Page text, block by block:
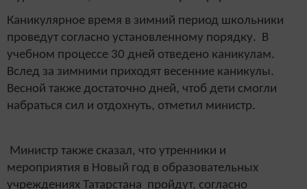
Каникулярное время в зимний период школьники
проведут согласно установленному порядку. В
учебном процессе 30 дней отведено каникулам.
Вслед за зимними приходят весенние каникулы.
Весной также достаточно дней, чтоб дети смогли
набраться сил и отдохнуть, отметил министр.
Министр также сказал, что утренники и
мероприятия в Новый год в образовательных
учреждениях Татарстана пройдут, согласно